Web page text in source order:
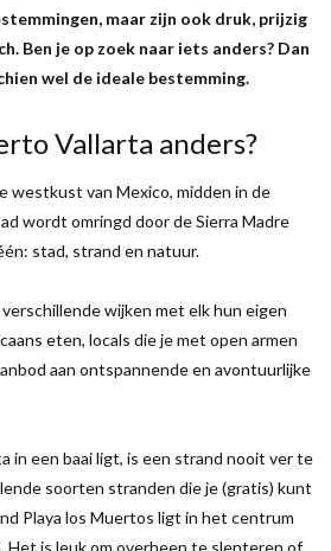
maar zijn ook druk, prijzig
Ben je op zoek naar iets anders? Dan
wel de ideale bestemming.
Vallarta anders?
westkust van Mexico, midden in de
wordt omringd door de Sierra Madre
stad, strand en natuur.
wijken met elk hun eigen
eten, locals die je met open armen
aan ontspannende en avontuurlijke
in een baai ligt, is een strand nooit ver te
soorten stranden die je (gratis) kunt
Playa los Muertos ligt in het centrum
Het is leuk om overheen te slenteren of